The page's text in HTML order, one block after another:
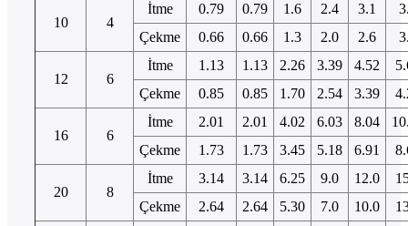
10 4
İtme 0.79 0.79 1.6 2.4 3.1
Çekme
0.66 0.66 1.3 2.0 2.6
12 6
İtme 1.13 1.13 2.26 3.39 4.52
Çekme
0.85 0.85 1.70 2.54 3.39
16 6
İtme 2.01 2.01 4.02 6.03 8.04
Çekme
1.73 1.73 3.45 5.18 6.91
20 8
İtme 3.14 3.14 6.25 9.0 12.0
Çekme
2.64 2.64 5.30 7.0 10.0